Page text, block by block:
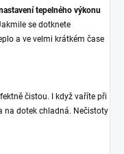
tepelného výkonu
se dotknete
a ve velmi krátkém čase
čistou. I když vaříte při
na dotek chladná. Nečistoty